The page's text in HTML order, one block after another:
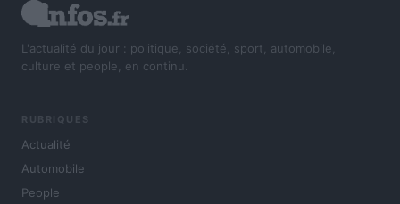
L'actualité du jour : politique, société, sport, automobile,
culture et people, en continu.
RUBRIQUES
Actualité
Automobile
People